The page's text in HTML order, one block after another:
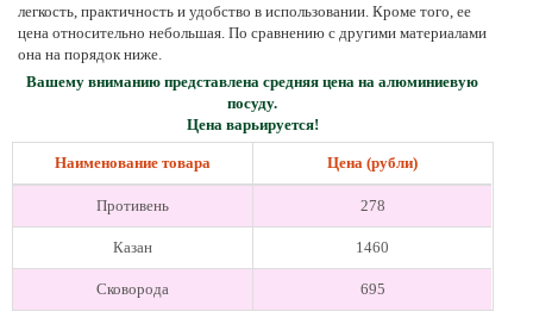
легкость, практичность и удобство в использовании. Кроме того, ее
цена относительно небольшая. По сравнению с другими материалами
она на порядок ниже.
Вашему вниманию представлена средняя цена на алюминиевую
посуду.
Цена варьируется!
Наименование товара Цена (рубли)
Противень 278
Казан 1460
Сковорода 695